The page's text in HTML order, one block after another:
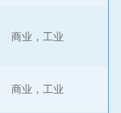
商业，工业
商业，工业